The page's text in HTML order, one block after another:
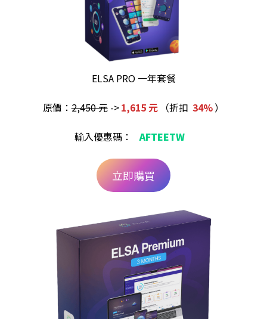
ELSA PRO 一年套餐
原價：2,450 元->1,615 元 （折扣 34%）
輸入優惠碼： AFTEETW
立即購買